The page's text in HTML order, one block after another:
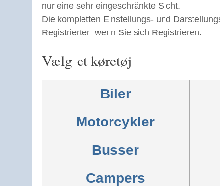
nur eine sehr eingeschränkte Sicht.
Die kompletten Einstellungs- und
Registrierter wenn Sie sich Registrieren.
Vælg et køretøj
Biler
Motorcykler
Busser
Campers